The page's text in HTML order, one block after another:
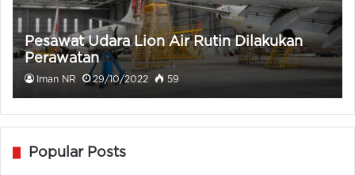
Pesawat Udara Lion Air Rutin Dilakukan
Perawatan
Iman NR 29/10/2022 59
Popular Posts